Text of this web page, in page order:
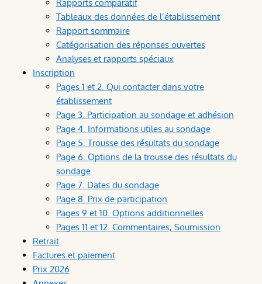
Rapports comparatif
Tableaux des données de l’établissement
Rapport sommaire
Catégorisation des réponses ouvertes
Analyses et rapports spéciaux
Inscription
Pages 1 et 2. Qui contacter dans votre
établissement
Page 3. Participation au sondage et adhésion
Page 4. Informations utiles au sondage
Page 5. Trousse des résultats du sondage
Page 6. Options de la trousse des résultats du
sondage
Page 7. Dates du sondage
Page 8. Prix de participation
Pages 9 et 10. Options additionnelles
Pages 11 et 12. Commentaires, Soumission
Retrait
Factures et paiement
Prix 2026